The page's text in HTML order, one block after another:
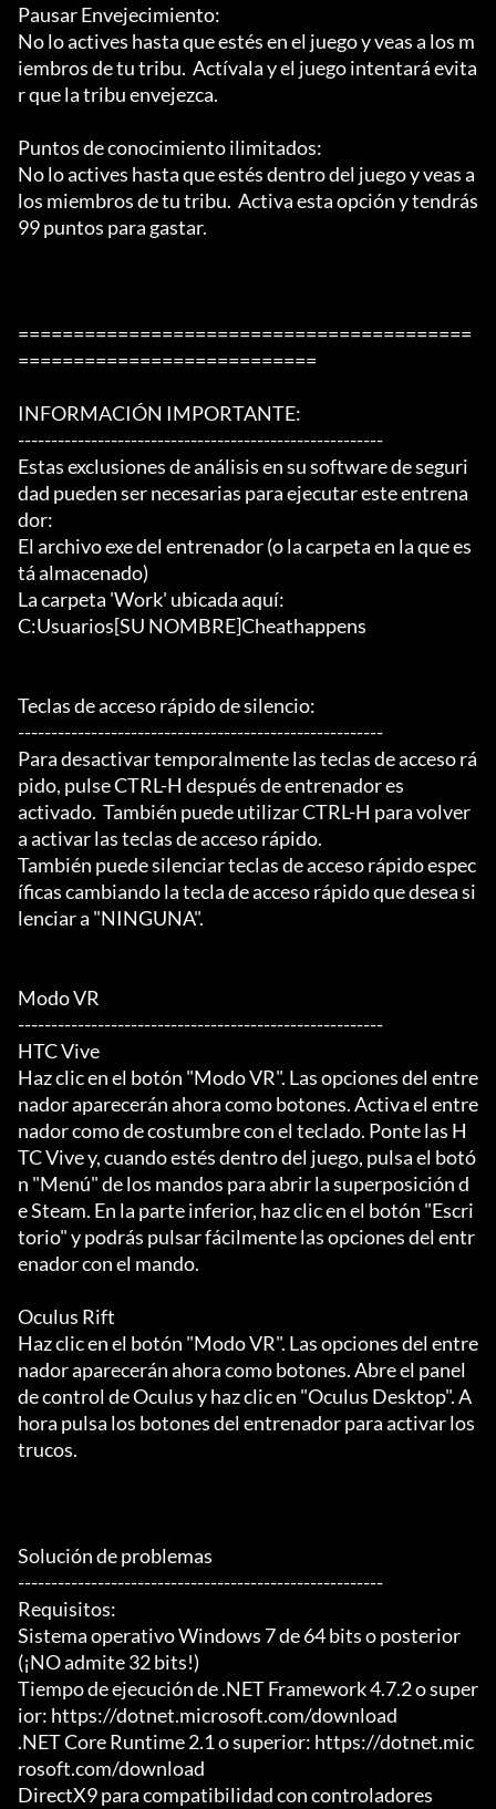
Pausar Envejecimiento:
No lo actives hasta que estés en el juego y veas a los m
iembros de tu tribu.  Actívala y el juego intentará evita
r que la tribu envejezca.
Puntos de conocimiento ilimitados:
No lo actives hasta que estés dentro del juego y veas a
los miembros de tu tribu.  Activa esta opción y tendrás
99 puntos para gastar.
=========================================
===========================
INFORMACIÓN IMPORTANTE:
-------------------------------------------------------
Estas exclusiones de análisis en su software de seguri
dad pueden ser necesarias para ejecutar este entrena
dor:
El archivo exe del entrenador (o la carpeta en la que es
tá almacenado)
La carpeta 'Work' ubicada aquí:
C:Usuarios[SU NOMBRE]Cheathappens
Teclas de acceso rápido de silencio:
-------------------------------------------------------
Para desactivar temporalmente las teclas de acceso rá
pido, pulse CTRL-H después de entrenador es
activado.  También puede utilizar CTRL-H para volver
a activar las teclas de acceso rápido.
También puede silenciar teclas de acceso rápido espec
íficas cambiando la tecla de acceso rápido que desea si
lenciar a "NINGUNA".
Modo VR
-------------------------------------------------------
HTC Vive
Haz clic en el botón "Modo VR". Las opciones del entre
nador aparecerán ahora como botones. Activa el entre
nador como de costumbre con el teclado. Ponte las H
TC Vive y, cuando estés dentro del juego, pulsa el botó
n "Menú" de los mandos para abrir la superposición d
e Steam. En la parte inferior, haz clic en el botón "Escri
torio" y podrás pulsar fácilmente las opciones del entr
enador con el mando.
Oculus Rift
Haz clic en el botón "Modo VR". Las opciones del entre
nador aparecerán ahora como botones. Abre el panel
de control de Oculus y haz clic en "Oculus Desktop". A
hora pulsa los botones del entrenador para activar los
trucos.
Solución de problemas
-------------------------------------------------------
Requisitos:
Sistema operativo Windows 7 de 64 bits o posterior
(¡NO admite 32 bits!)
Tiempo de ejecución de .NET Framework 4.7.2 o super
ior: https://dotnet.microsoft.com/download
.NET Core Runtime 2.1 o superior: https://dotnet.mic
rosoft.com/download
DirectX9 para compatibilidad con controladores